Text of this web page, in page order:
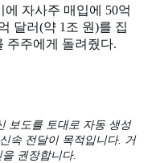
자사주 매입에 50억
달러(약 1조 원)를 집
주주에게 돌려줬다.
보도를 토대로 자동 생성
속 전달이 목적입니다. 거
권장합니다.